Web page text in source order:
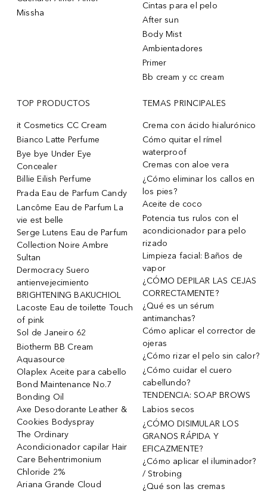
Missha
Cintas para el pelo
After sun
Body Mist
Ambientadores
Primer
Bb cream y cc cream
TOP PRODUCTOS
it Cosmetics CC Cream
Bianco Latte Perfume
Bye bye Under Eye
Concealer
Billie Eilish Perfume
Prada Eau de Parfum Candy
Lancôme Eau de Parfum La
vie est belle
Serge Lutens Eau de Parfum
Collection Noire Ambre
Sultan
Dermocracy Suero
antienvejecimiento
BRIGHTENING BAKUCHIOL
Lacoste Eau de toilette Touch
of pink
Sol de Janeiro 62
Biotherm BB Cream
Aquasource
Olaplex Aceite para cabello
Bond Maintenance No.7
Bonding Oil
Axe Desodorante Leather &
Cookies Bodyspray
The Ordinary
Acondicionador capilar Hair
Care Behentrimonium
Chloride 2%
Ariana Grande Cloud
TEMAS PRINCIPALES
Crema con ácido hialurónico
Cómo quitar el rímel
waterproof
Cremas con aloe vera
¿Cómo eliminar los callos en
los pies?
Aceite de coco
Potencia tus rulos con el
acondicionador para pelo
rizado
Limpieza facial: Baños de
vapor
¿CÓMO DEPILAR LAS CEJAS
CORRECTAMENTE?
¿Qué es un sérum
antimanchas?
Cómo aplicar el corrector de
ojeras
¿Cómo rizar el pelo sin calor?
¿Cómo cuidar el cuero
cabellundo?
TENDENCIA: SOAP BROWS
Labios secos
¿CÓMO DISIMULAR LOS
GRANOS RÁPIDA Y
EFICAZMENTE?
¿Cómo aplicar el iluminador?
/ Strobing
¿Qué son las cremas